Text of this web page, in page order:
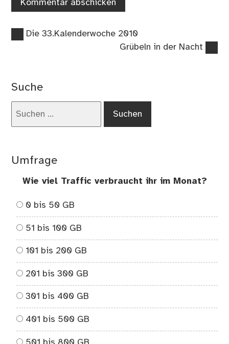
Beitragsnavigation
Vorheriger
Die 33.Kalenderwoche 2010
Nächster
Grübeln in der Nacht
Suche
Umfrage
Wie viel Traffic verbraucht ihr im Monat?
0 bis 50 GB
51 bis 100 GB
101 bis 200 GB
201 bis 300 GB
301 bis 400 GB
401 bis 500 GB